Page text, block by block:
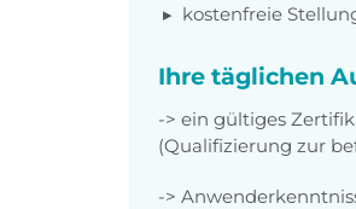
kostenfreie
Ihre täglichen
-> ein gültiges
(Qualifizierung zur
->